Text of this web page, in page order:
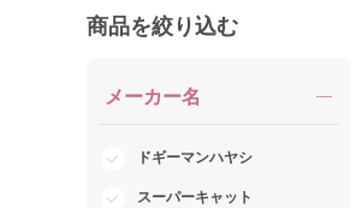
商品を絞り込む
メーカー名
ドギーマンハヤシ
スーパーキャット